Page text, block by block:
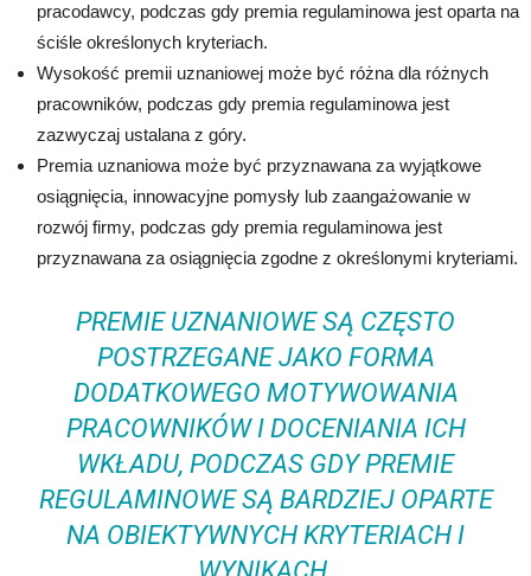
pracodawcy, podczas gdy premia regulaminowa jest oparta na
ściśle określonych kryteriach.
Wysokość premii uznaniowej może być różna dla różnych
pracowników, podczas gdy premia regulaminowa jest
zazwyczaj ustalana z góry.
Premia uznaniowa może być przyznawana za wyjątkowe
osiągnięcia, innowacyjne pomysły lub zaangażowanie w
rozwój firmy, podczas gdy premia regulaminowa jest
przyznawana za osiągnięcia zgodne z określonymi kryteriami.
PREMIE UZNANIOWE SĄ CZĘSTO
POSTRZEGANE JAKO FORMA
DODATKOWEGO MOTYWOWANIA
PRACOWNIKÓW I DOCENIANIA ICH
WKŁADU, PODCZAS GDY PREMIE
REGULAMINOWE SĄ BARDZIEJ OPARTE
NA OBIEKTYWNYCH KRYTERIACH I